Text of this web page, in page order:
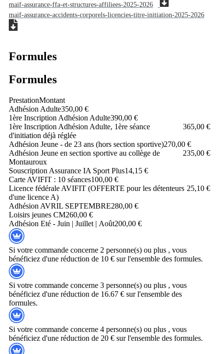
maif-assurance-ffa-et-structures-affiliees-2025-2026
maif-assurance-accidents-corporels-licencies-titre-initiation-2025-2026
Formules
Formules
PrestationMontant
Adhésion Adulte350,00 €
1ère Inscription Adhésion Adulte390,00 €
1ère Inscription Adhésion Adulte, 1ère séance
d'initiation déjà réglée
365,00 €
Adhésion Jeune - de 23 ans (hors section sportive)270,00 €
Adhésion Jeune en section sportive au collège de
Montauroux
235,00 €
Souscription Assurance IA Sport Plus14,15 €
Carte AVIFIT : 10 séances100,00 €
Licence fédérale AVIFIT (OFFERTE pour les détenteurs
d'une licence A)
25,10 €
Adhésion AVRIL SEPTEMBRE280,00 €
Loisirs jeunes CM260,00 €
Adhésion Eté - Juin | Juillet | Août200,00 €
Si votre commande concerne 2 personne(s) ou plus , vous
bénéficiez d'une réduction de 10 € sur l'ensemble des formules.
Si votre commande concerne 3 personne(s) ou plus , vous
bénéficiez d'une réduction de 16.67 € sur l'ensemble des
formules.
Si votre commande concerne 4 personne(s) ou plus , vous
bénéficiez d'une réduction de 20 € sur l'ensemble des formules.